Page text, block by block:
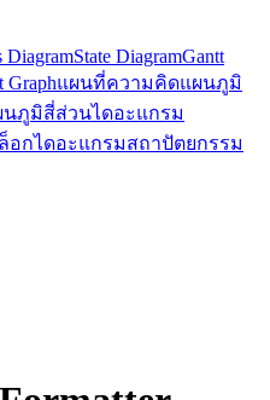
DiagramState DiagramGantt
Graphแผนที่ความคิดแผนภูมิ
นภูมิสี่ส่วนไดอะแกรม
อกไดอะแกรมสถาปัตยกรรม